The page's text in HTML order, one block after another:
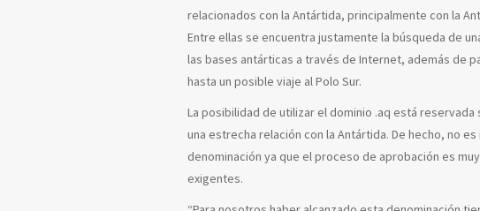
relacionados con la Antártida, principalmente con la
Entre ellas se encuentra justamente la búsqueda de
las bases antárticas a través de Internet, además de
hasta un posible viaje al Polo Sur.
La posibilidad de utilizar el dominio .aq está
una estrecha relación con la Antártida. De hecho, no
denominación ya que el proceso de aprobación es
exigentes.